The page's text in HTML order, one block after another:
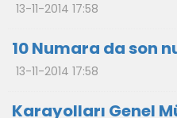
13-11-2014 17:58
10 Numara da son
13-11-2014 17:58
Karayolları Genel